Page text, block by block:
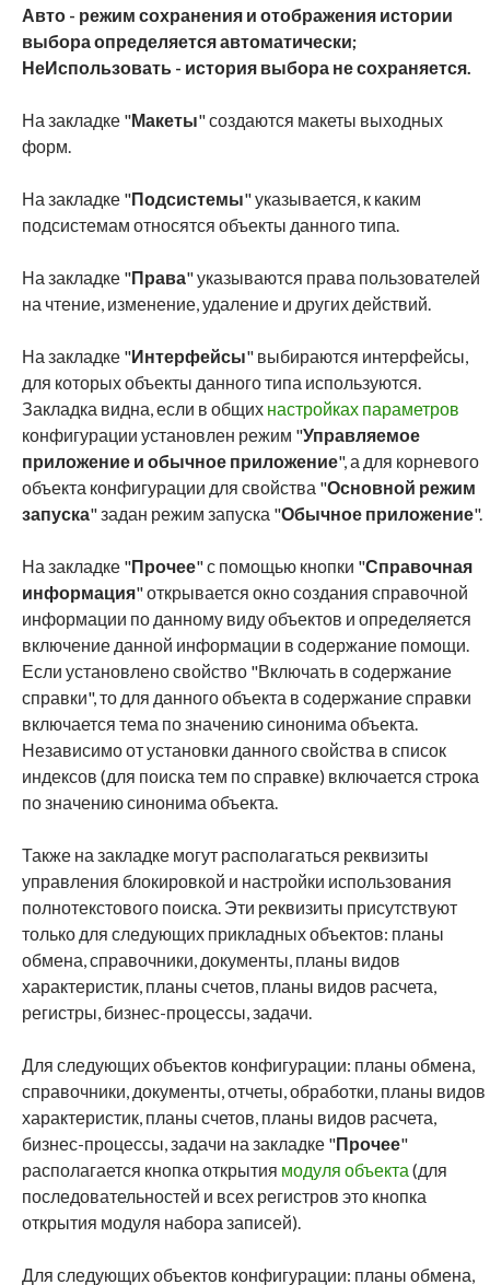
Авто - режим сохранения и отображения истории
выбора определяется автоматически;
НеИспользовать - история выбора не сохраняется.
На закладке "Макеты" создаются макеты выходных
форм.
На закладке "Подсистемы" указывается, к каким
подсистемам относятся объекты данного типа.
На закладке "Права" указываются права пользователей
на чтение, изменение, удаление и других действий.
На закладке "Интерфейсы" выбираются интерфейсы,
для которых объекты данного типа используются.
Закладка видна, если в общих настройках параметров
конфигурации установлен режим "Управляемое
приложение и обычное приложение", а для корневого
объекта конфигурации для свойства "Основной режим
запуска" задан режим запуска "Обычное приложение".
На закладке "Прочее" с помощью кнопки "Справочная
информация" открывается окно создания справочной
информации по данному виду объектов и определяется
включение данной информации в содержание помощи.
Если установлено свойство "Включать в содержание
справки", то для данного объекта в содержание справки
включается тема по значению синонима объекта.
Независимо от установки данного свойства в список
индексов (для поиска тем по справке) включается строка
по значению синонима объекта.
Также на закладке могут располагаться реквизиты
управления блокировкой и настройки использования
полнотекстового поиска. Эти реквизиты присутствуют
только для следующих прикладных объектов: планы
обмена, справочники, документы, планы видов
характеристик, планы счетов, планы видов расчета,
регистры, бизнес-процессы, задачи.
Для следующих объектов конфигурации: планы обмена,
справочники, документы, отчеты, обработки, планы видов
характеристик, планы счетов, планы видов расчета,
бизнес-процессы, задачи на закладке "Прочее"
располагается кнопка открытия модуля объекта (для
последовательностей и всех регистров это кнопка
открытия модуля набора записей).
Для следующих объектов конфигурации: планы обмена,